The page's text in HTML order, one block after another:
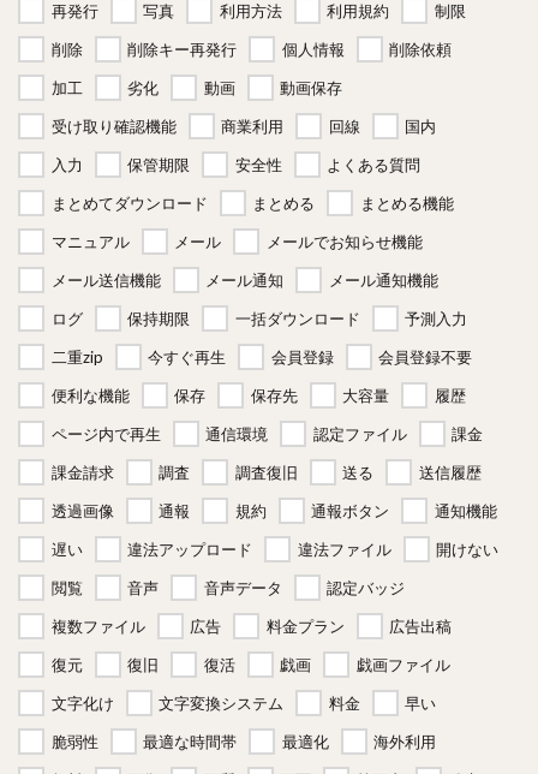
再発行
写真 利用方法 利用規約
制限
削除
削除キー再発行 個人情報
削除依頼
加工
劣化 動画
動画保存
受け取り確認機能
商業利用 回線
国内
入力
保管期限 安全性
よくある質問
まとめてダウンロード
まとめる
まとめる機能
マニュアル
メール
メールでお知らせ機能
メール送信機能
メール通知
メール通知機能
ログ
保持期限 一括ダウンロード
予測入力
二重zip
今すぐ再生 会員登録
会員登録不要
便利な機能
保存 保存先 大容量
履歴
ページ内で再生
通信環境 認定ファイル
課金
課金請求
調査 調査復旧 送る
送信履歴
透過画像
通報 規約 通報ボタン
通知機能
遅い
違法アップロード 違法ファイル
開けない
閲覧
音声 音声データ
認定バッジ
複数ファイル
広告 料金プラン
広告出稿
復元
復旧 復活 戯画
戯画ファイル
文字化け
文字変換システム 料金
早い
脆弱性
最適な時間帯 最適化
海外利用